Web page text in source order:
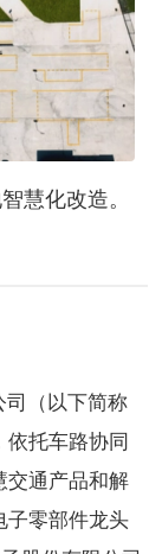
慧化改造。
（以下简称
依托车路协同
交通产品和解
子零部件龙头